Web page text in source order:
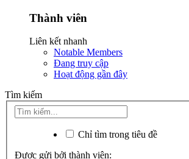
Thành viên
Liên kết nhanh
Notable Members
Đang truy cập
Hoạt động gần đây
Tìm kiếm
Chỉ tìm trong tiêu đề
Được gửi bởi thành viên: